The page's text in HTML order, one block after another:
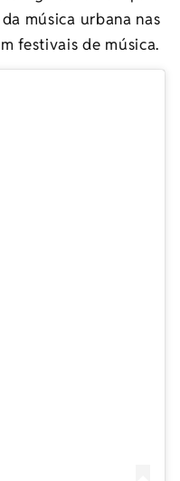
música urbana nas
festivais de música.